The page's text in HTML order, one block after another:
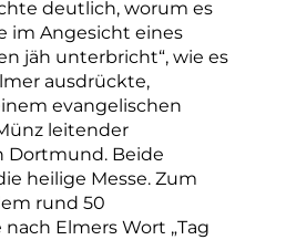
deutlich, worum es
im Angesicht eines
jäh unterbricht“, wie es
ausdrückte,
evangelischen
leitender
Dortmund. Beide
heilige Messe. Zum
rund 50
nach Elmers Wort „Tag